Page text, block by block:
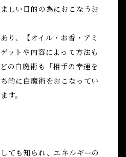
しい目的の為におこなうお
り、【オイル・お香・アミ
ットや内容によって方法も
の白魔術も「相手の幸運を
的に白魔術をおこなってい
す。
ても知られ、エネルギーの